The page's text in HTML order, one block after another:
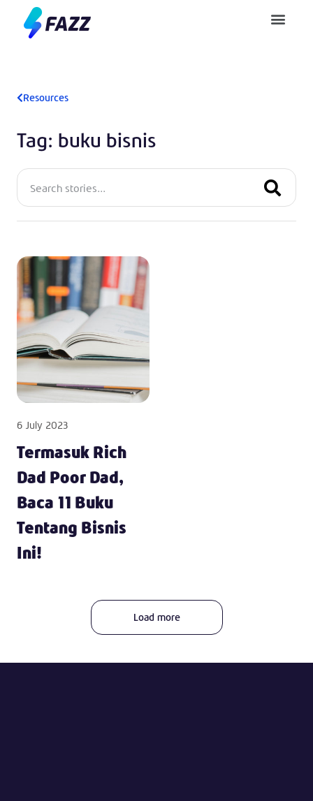
Resources
Tag: buku bisnis
6 July 2023
Termasuk Rich
Dad Poor Dad,
Baca 11 Buku
Tentang Bisnis
Ini!
Load more